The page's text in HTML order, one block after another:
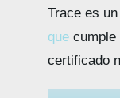
Trace es un
que cumple
certificado